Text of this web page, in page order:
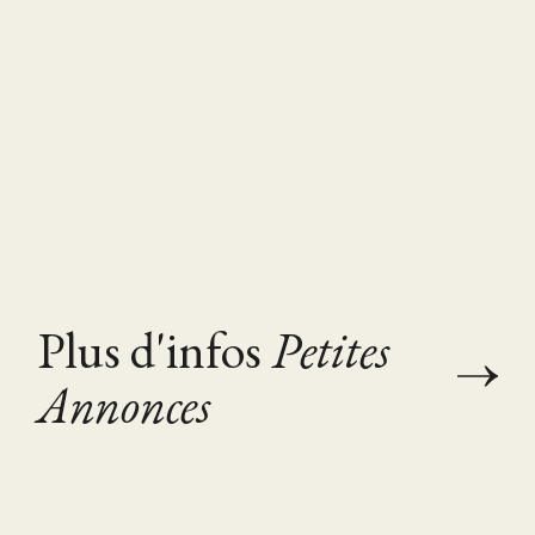
Plus d'infosPetites
Annonces